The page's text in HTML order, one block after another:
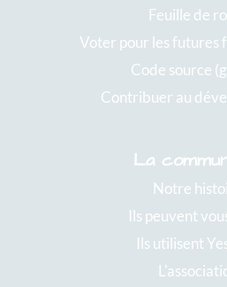
Feuille de
Voter pour les futures
Code source
Contribuer au
La
Notre
Ils peuvent
Ils utilisent